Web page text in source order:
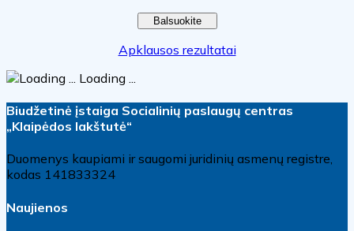
Apklausos rezultatai
Loading ...
Biudžetinė įstaiga Socialinių paslaugų centras
„Klaipėdos lakštutė“
Duomenys kaupiami ir saugomi juridinių asmenų registre,
kodas 141833324
Naujienos